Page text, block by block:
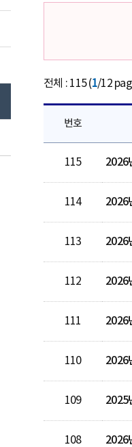
전체 : 115 (1/12
번호
115 2026
114 2026
113 2026
112 2026
111 2026
110 2026
109 2025
108 2026